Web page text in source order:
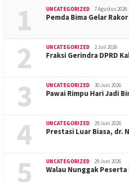
1 UNCATEGORIZED 7 Agustus 2026
Pemda Bima Gelar
2 UNCATEGORIZED 2 Juli 2026
Fraksi Gerindra DPRD
3 UNCATEGORIZED 30 Juni 2026
Pawai Rimpu Hari Jadi
4 UNCATEGORIZED 29 Juni 2026
Prestasi Luar Biasa, dr.
5 UNCATEGORIZED 29 Juni 2026
Walau Nunggak